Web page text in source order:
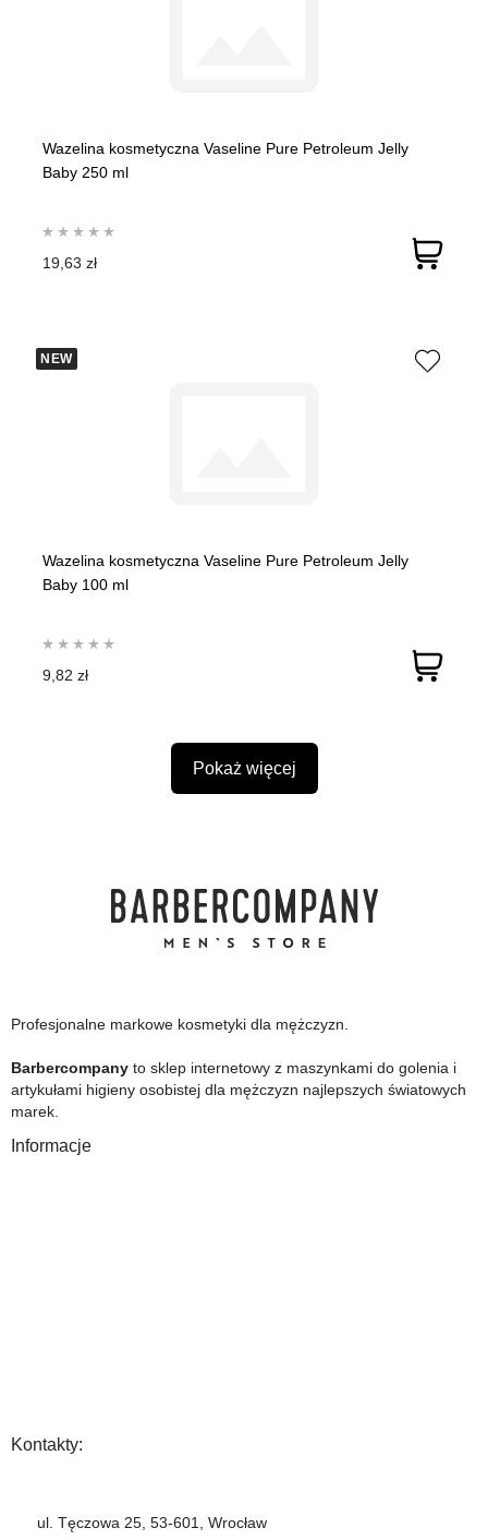
Wazelina kosmetyczna Vaseline Pure Petroleum Jelly
Baby 250 ml
19,63 zł
NEW
Wazelina kosmetyczna Vaseline Pure Petroleum Jelly
Baby 100 ml
9,82 zł
Pokaż więcej
Profesjonalne markowe kosmetyki dla mężczyzn.
Barbercompany to sklep internetowy z maszynkami do golenia i
artykułami higieny osobistej dla mężczyzn najlepszych światowych
marek.
Informacje
Kontakty:
ul. Tęczowa 25, 53-601, Wrocław